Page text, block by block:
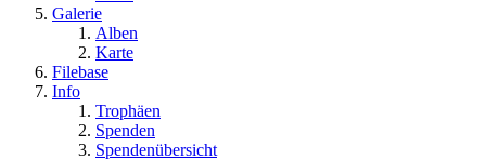
Galerie
Alben
Karte
Filebase
Info
Trophäen
Spenden
Spendenübersicht